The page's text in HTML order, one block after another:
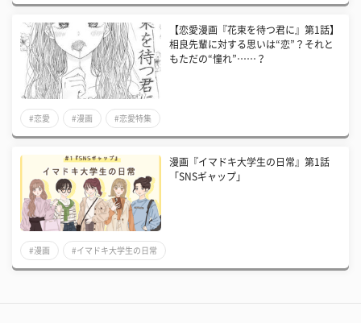
【恋愛漫画『花束を待つ君に』第1話】
相良先輩に対する思いは“恋”？それと
もただの“憧れ”……？
#恋愛 #漫画 #恋愛特集
漫画『イマドキ大学生の日常』第1話
「SNSギャップ」
#漫画 #イマドキ大学生の日常